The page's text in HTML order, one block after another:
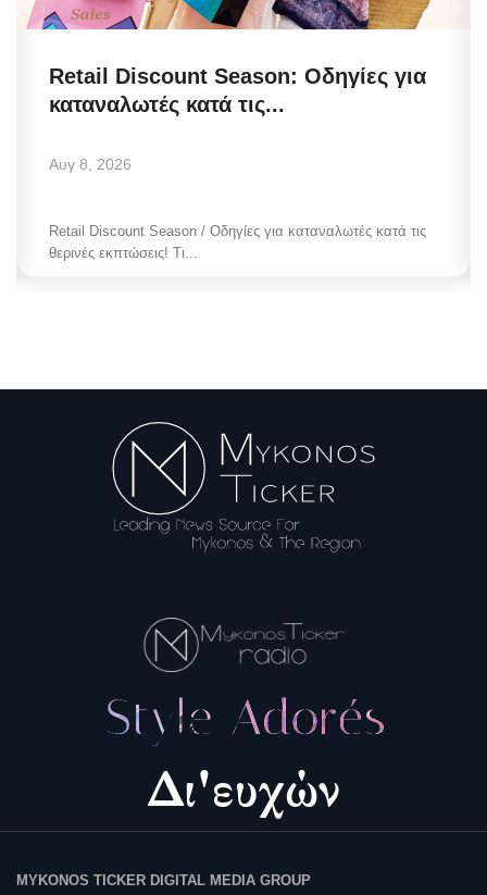
Retail Discount Season: Οδηγίες για
καταναλωτές κατά τις...
Αυγ 8, 2026
Retail Discount Season / Οδηγίες για καταναλωτές κατά τις
θερινές εκπτώσεις! Τι...
MYKONOS TICKER DIGITAL MEDIA GROUP